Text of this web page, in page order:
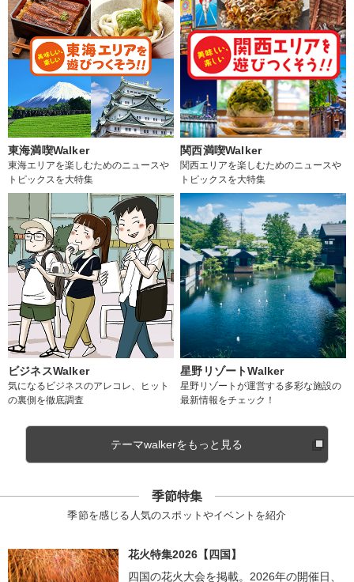
東海満喫Walker
東海エリアを楽しむためのニュースや
トピックスを大特集
関西満喫Walker
関西エリアを楽しむためのニュースや
トピックスを大特集
ビジネスWalker
気になるビジネスのアレコレ、ヒット
の裏側を徹底調査
星野リゾートWalker
星野リゾートが運営する多彩な施設の
最新情報をチェック！
テーマwalkerをもっと見る
季節特集
季節を感じる人気のスポットやイベントを紹介
花火特集2026【四国】
四国の花火大会を掲載。2026年の開催日、